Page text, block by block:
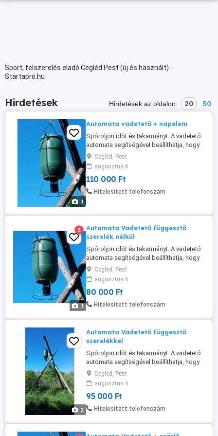
Sport, felszerelés eladó Cegléd Pest (új és használt) -
Startapró.hu
Hirdetések Hirdetések az oldalon: 20 50
1
Automata vadetető + napelem
Spóroljon időt és takarmányt. A vadetető
automata segítségével beállíthatja, hogy
mikor és mennyi szemes takarmányt
szeretne biztosítani a szóróra járó vadak
etetésére, helyhez szoktatására. A 6v-os
akkumulátornak és a tartály nagy
méretének köszönhetően hetekre magára
Cegléd, Pest
augusztus 6
110 000 Ft
Hitelesített telefonszám
1
3
Automata Vadetető függesztő
szerelék nélkül
Spóroljon időt és takarmányt. A vadetető
automata segítségével beállíthatja, hogy
mikor és mennyi szemes takarmányt
szeretne biztosítani a szóróra járó vadak
etetésére, helyhez szoktatására. A 6v-os
akkumulátornak és a tartály nagy
méretének köszönhetően hetekre magára
Cegléd, Pest
augusztus 6
80 000 Ft
Hitelesített telefonszám
2
Automata Vadetető függesztő
szerelékkel
Spóroljon időt és takarmányt. A vadetető
automata segítségével beállíthatja, hogy
mikor és mennyi szemes takarmányt
szeretne biztosítani a szóróra járó vadak
etetésére, helyhez szoktatására. A 6v-os
akkumulátornak és a tartály nagy
méretének köszönhetően hetekre magára
Cegléd, Pest
augusztus 6
95 000 Ft
Hitelesített telefonszám